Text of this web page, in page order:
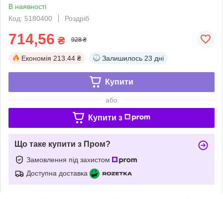
В наявності
Код: 5180400
Роздріб
714,56 ₴ 928 ₴
Економія 213.44 ₴ Залишилось 23 дні
Купити
або
Купити з
Що таке купити з Пром?
Замовлення під захистом
Доступна доставка